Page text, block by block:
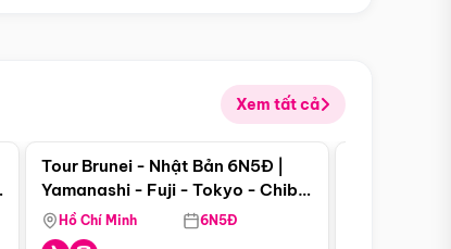
Xem tất cả
Điểm nổi bật
Tour Brunei - Nhật Bản 6N5Đ |
Yamanashi - Fuji - Tokyo - Chiba
- Freeday
Hồ Chí Minh 6N5Đ